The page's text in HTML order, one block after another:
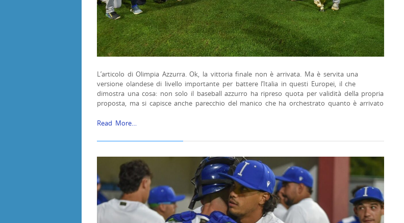
L’articolo di Olimpia Azzurra. Ok, la vittoria finale non è arrivata. Ma è servita una
versione olandese di livello importante per battere l’Italia in questi Europei, il che
dimostra una cosa: non solo il baseball azzurro ha ripreso quota per validità della propria
proposta, ma si capisce anche parecchio del manico che ha orchestrato quanto è arrivato
Read More…